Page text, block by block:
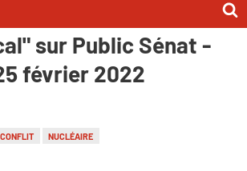
Blanquer l'a dit dans
sur Public Sénat -
février 2022
CONFLIT NUCLÉAIRE